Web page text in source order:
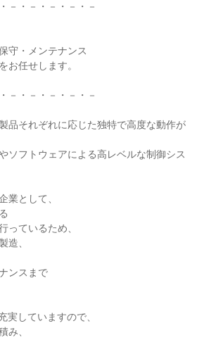
－・－・－・－・－
守・メンテナンス
お任せします。
－・－・－・－・－
品それぞれに応じた独特で高度な動作が
ソフトウェアによる高レベルな制御シス
業として、
っているため、
造、
ンスまで
実していますので、
み、